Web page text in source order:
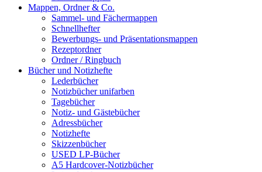
Mappen, Ordner & Co.
Sammel- und Fächermappen
Schnellhefter
Bewerbungs- und Präsentationsmappen
Rezeptordner
Ordner / Ringbuch
Bücher und Notizhefte
Lederbücher
Notizbücher unifarben
Tagebücher
Notiz- und Gästebücher
Adressbücher
Notizhefte
Skizzenbücher
USED LP-Bücher
A5 Hardcover-Notizbücher